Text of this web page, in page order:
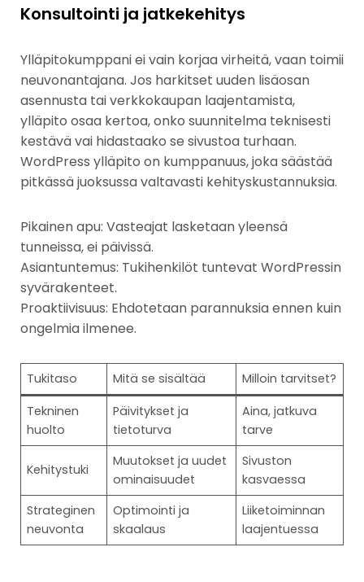
Konsultointi ja jatkekehitys
Ylläpitokumppani ei vain korjaa virheitä, vaan toimii
neuvonantajana. Jos harkitset uuden lisäosan
asennusta tai verkkokaupan laajentamista,
ylläpito osaa kertoa, onko suunnitelma teknisesti
kestävä vai hidastaako se sivustoa turhaan.
WordPress ylläpito on kumppanuus, joka säästää
pitkässä juoksussa valtavasti kehityskustannuksia.
Pikainen apu: Vasteajat lasketaan yleensä
tunneissa, ei päivissä.
Asiantuntemus: Tukihenkilöt tuntevat WordPressin
syvärakenteet.
Proaktiivisuus: Ehdotetaan parannuksia ennen kuin
ongelmia ilmenee.
Tukitaso Mitä se sisältää
Milloin tarvitset?
Tekninen
huolto
Päivitykset ja
tietoturva
Aina, jatkuva
tarve
Kehitystuki
Muutokset ja uudet
ominaisuudet
Sivuston
kasvaessa
Strateginen
neuvonta
Optimointi ja
skaalaus
Liiketoiminnan
laajentuessa